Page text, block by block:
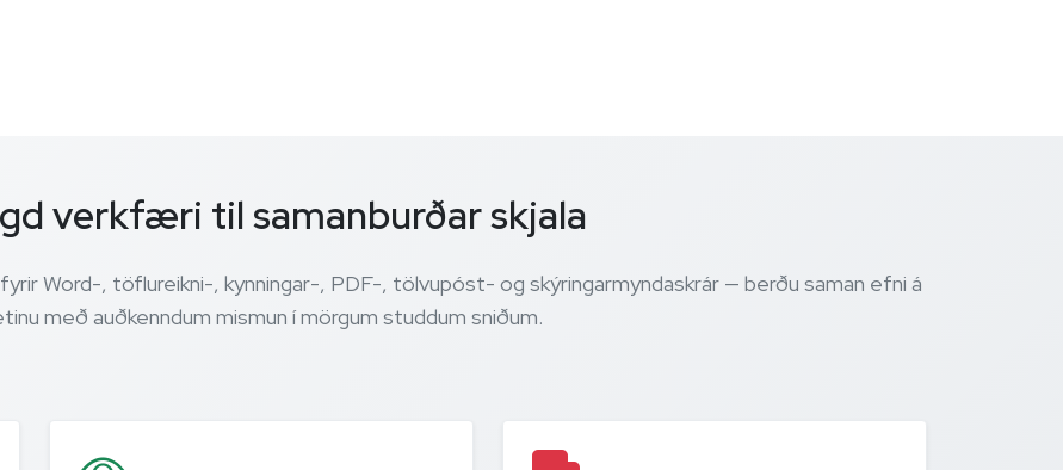
verkfæri til samanburðar skjala
Word-, töflureikni-, kynningar-, PDF-, tölvupóst- og skýringarmyndaskrár — berðu saman efni á
með auðkenndum mismun í mörgum studdum sniðum.